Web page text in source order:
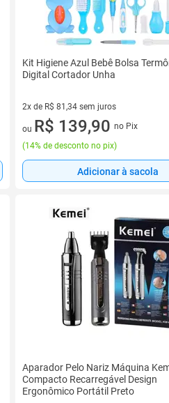
Kit Higiene Azul Bebê Bolsa
Digital Cortador Unha
2x de R$ 81,34 sem juros
2 vez de R$ 81,34 sem juros
ou R$ 139,90 no Pix
(14% de desconto no pix)
Adicionar à sacola
Aparador Pelo Nariz Máquina
Compacto Recarregável Design
Ergonômico Portátil Preto